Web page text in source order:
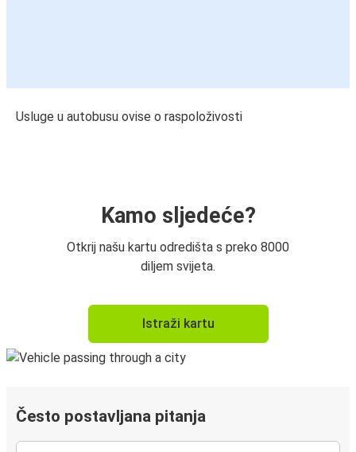
Usluge u autobusu ovise o raspoloživosti
Kamo sljedeće?
Otkrij našu kartu odredišta s preko 8000
diljem svijeta.
Istraži kartu
Često postavljana pitanja